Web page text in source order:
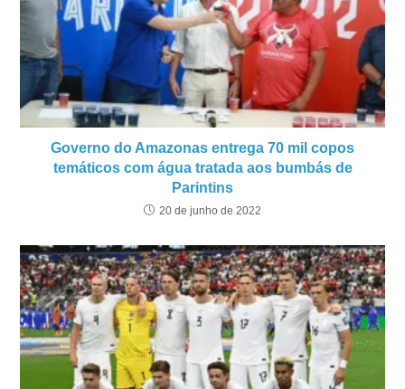
Governo do Amazonas entrega 70 mil copos
temáticos com água tratada aos bumbás de
Parintins
20 de junho de 2022